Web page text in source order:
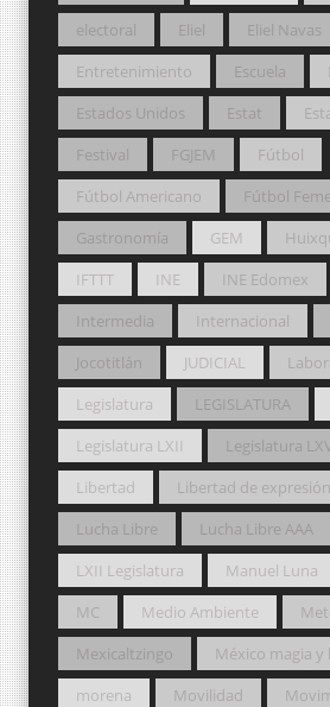
electoral
Eliel Eliel Navas
Entretenimiento
Escuela
Estados Unidos
Estat
Festival
FGJEM
Fútbol
Fútbol Americano
Fútbol
Gastronomía
GEM
IFTTT
INE INE Edomex
Intermedia
Internacional
Jocotitlán
JUDICIAL
Legislatura
LEGISLATURA
Legislatura LXII
Legislatura
Libertad
Libertad de expresión
Lucha Libre
Lucha Libre AAA
LXII Legislatura
Manuel Luna
MC
Medio Ambiente
Mexicaltzingo
México magia y
morena
Movilidad